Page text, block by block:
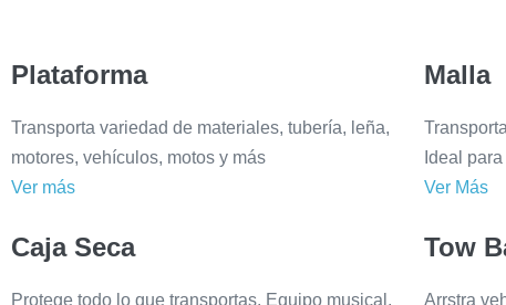
Plataforma
Transporta variedad de materiales, tubería, leña,
motores, vehículos, motos y más
Ver más
Malla
Ideal
Ver Más
Caja Seca
Protege todo lo que transportas. Equipo musical,
Tow
Arrstra